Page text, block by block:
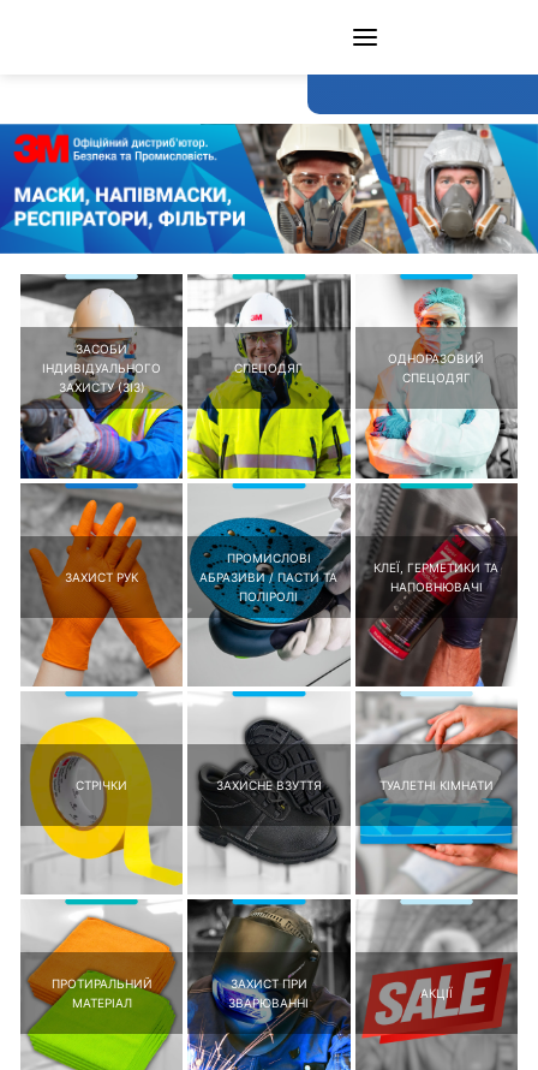
ЗАСОБИ
ІНДИВІДУАЛЬНОГО
ЗАХИСТУ (ЗІЗ)
СПЕЦОДЯГ
ОДНОРАЗОВИЙ
СПЕЦОДЯГ
ЗАХИСТ РУК
ПРОМИСЛОВІ
АБРАЗИВИ / ПАСТИ ТА
ПОЛІРОЛІ
КЛЕЇ, ГЕРМЕТИКИ ТА
НАПОВНЮВАЧІ
СТРІЧКИ ЗАХИСНЕ ВЗУТТЯ ТУАЛЕТНІ КІМНАТИ
ПРОТИРАЛЬНИЙ
МАТЕРІАЛ
ЗАХИСТ ПРИ
ЗВАРЮВАННІ
АКЦІЇ